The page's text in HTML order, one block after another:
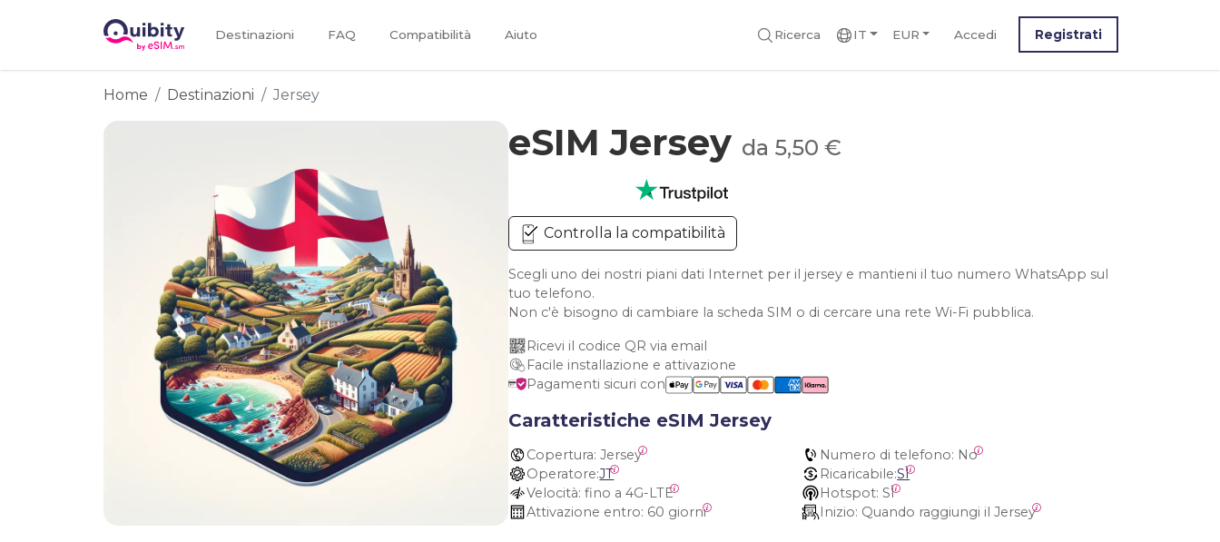
Destinazioni FAQ Compatibilità Aiuto Ricerca IT EUR Accedi Registrati
Home Destinazioni Jersey
eSIM Jersey da 5,50 €
Controlla la compatibilità
Scegli uno dei nostri piani dati Internet per il jersey e mantieni il tuo numero WhatsApp sul
tuo telefono.
Non c'è bisogno di cambiare la scheda SIM o di cercare una rete Wi-Fi pubblica.
Ricevi il codice QR via email
Facile installazione e attivazione
Pagamenti sicuri con
Caratteristiche eSIM Jersey
Copertura: Jersey Numero di telefono: No
Operatore:JT Ricaricabile:SÌ
Velocità: fino a 4G-LTE Hotspot: SÌ
Attivazione entro: 60 giorni Inizio: Quando raggiungi il Jersey